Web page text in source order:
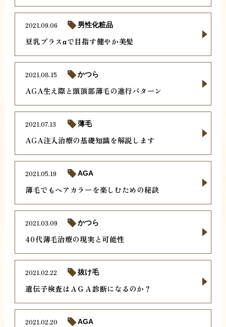
豆乳プラスαで目指す健やか美髪
2021.09.06 男性化粧品
AGA生え際と頭頂部薄毛の進行パターン
2021.08.15 かつら
AGA注入治療の基礎知識を解説します
2021.07.13 薄毛
薄毛でもヘアカラーを楽しむための秘訣
2021.05.19 AGA
40代薄毛治療の現実と可能性
2021.03.09 かつら
遺伝子検査はＡＧＡ診断になるのか？
2021.02.22 抜け毛
2021.02.20 AGA